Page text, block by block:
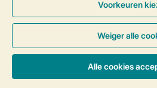
Instellingen
Algemene Voorwaarden Privacy
Toegankelijkheid